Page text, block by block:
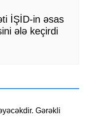
İŞİD-in əsas
ələ keçirdi
Gərəkli